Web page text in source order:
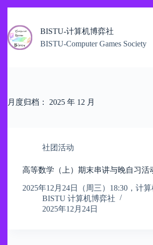
内
容
BISTU-计算机博弈社
BISTU-Computer Games Society
月度归档： 2025 年 12 月
社团活动
高等数学（上）期末串讲与晚自习活
​2025年12月24日（周三）18:30，计
BISTU 计算机博弈社
2025年12月24日